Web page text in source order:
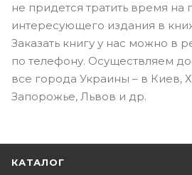
не придется тратить время на
интересующего издания в
Заказать книгу у нас можно в
по телефону. Осуществляем
все города Украины – в Киев,
Запорожье, Львов и др.
КАТАЛОГ